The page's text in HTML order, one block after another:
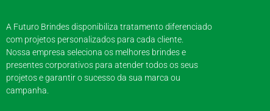
A Futuro Brindes disponibiliza tratamento diferenciado
com projetos personalizados para cada cliente.
Nossa empresa seleciona os melhores brindes e
presentes corporativos para atender todos os seus
projetos e garantir o sucesso da sua marca ou
campanha.